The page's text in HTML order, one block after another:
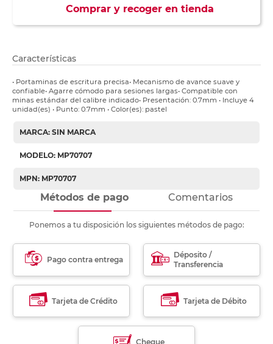
Comprar y recoger en tienda
Características
• Portaminas de escritura precisa• Mecanismo de avance suave y
confiable• Agarre cómodo para sesiones largas• Compatible con
minas estándar del calibre indicado• Presentación: 0.7mm • Incluye 4
unidad(es) • Punto: 0.7mm • Color(es): pastel
MARCA: SIN MARCA
MODELO: MP70707
MPN: MP70707
Métodos de pago Comentarios
Ponemos a tu disposición los siguientes métodos de pago:
Pago contra entrega
Déposito /
Transferencia
Tarjeta de Crédito Tarjeta de Débito
Cheque